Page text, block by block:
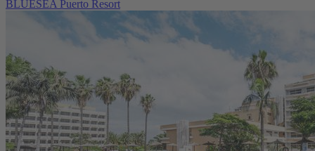
BLUESEA Puerto Resort